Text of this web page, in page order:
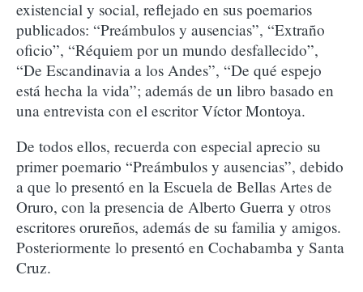
existencial y social, reflejado en sus poemarios
publicados: “Preámbulos y ausencias”, “Extraño
oficio”, “Réquiem por un mundo desfallecido”,
“De Escandinavia a los Andes”, “De qué espejo
está hecha la vida”; además de un libro basado en
una entrevista con el escritor Víctor Montoya.
De todos ellos, recuerda con especial aprecio su
primer poemario “Preámbulos y ausencias”, debido
a que lo presentó en la Escuela de Bellas Artes de
Oruro, con la presencia de Alberto Guerra y otros
escritores orureños, además de su familia y amigos.
Posteriormente lo presentó en Cochabamba y Santa
Cruz.